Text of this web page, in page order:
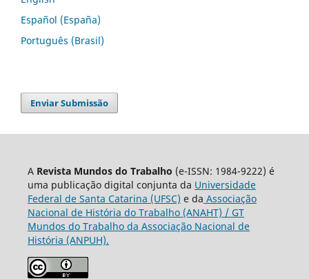
Español (España)
Português (Brasil)
Enviar Submissão
A Revista Mundos do Trabalho (e-ISSN: 1984-9222) é
uma publicação digital conjunta da Universidade
Federal de Santa Catarina (UFSC) e da Associação
Nacional de História do Trabalho (ANAHT) / GT
Mundos do Trabalho da Associação Nacional de
História (ANPUH).